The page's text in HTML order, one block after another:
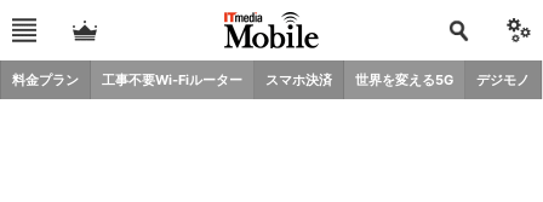
料金プラン 工事不要Wi-Fiルーター スマホ決済 世界を変える5G デジモノ